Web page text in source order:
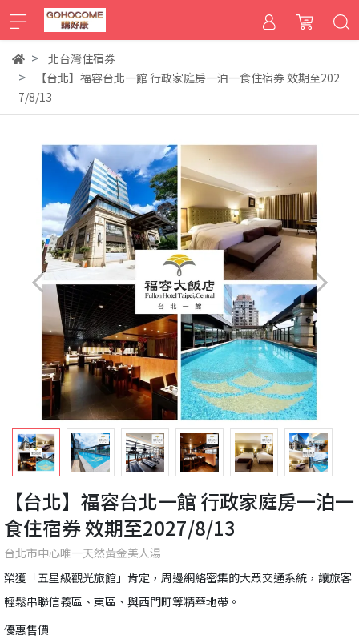
北台灣住宿券
【台北】福容台北一館 行政家庭房一泊一食住宿券 效期至202
7/8/13
【台北】福容台北一館 行政家庭房一泊一
食住宿券 效期至2027/8/13
台北市中心唯一天然黃金美人湯
榮獲「五星級觀光旅館」肯定，周邊網絡密集的大眾交通系統，讓旅客
輕鬆串聯信義區、東區、與西門町等精華地帶。
優惠售價